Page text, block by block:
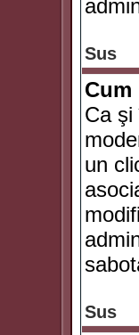
Sus
Ca şi
un
Sus